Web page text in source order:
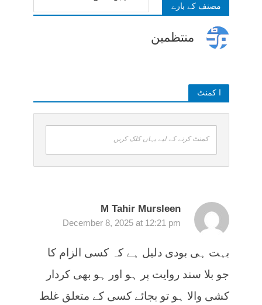
مصنف کے بارے
منتظمین
ا کمنٹ
کمنٹ کرنے کے لیے یہاں کلک کریں
M Tahir Mursleen
December 8, 2025 at 12:21 pm
بہت ہی بودی دلیل ہے کہ کسی الزام کا
جو بلا سند روایت پر ہو اور ہو بھی کردار
کشی والا ہو تو بجائے کسی کے متعلق غلط